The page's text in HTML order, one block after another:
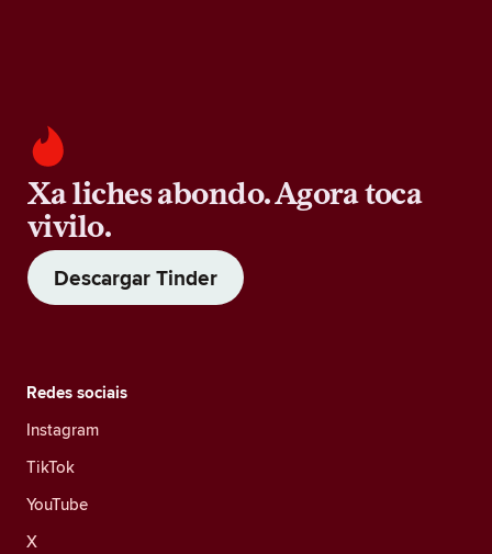
Xa liches abondo. Agora toca
vivilo.
Descargar Tinder
Redes sociais
Instagram
TikTok
YouTube
X